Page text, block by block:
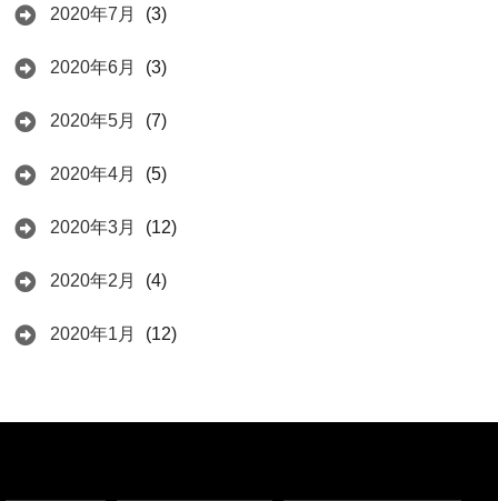
2020年7月 (3)
2020年6月 (3)
2020年5月 (7)
2020年4月 (5)
2020年3月 (12)
2020年2月 (4)
2020年1月 (12)